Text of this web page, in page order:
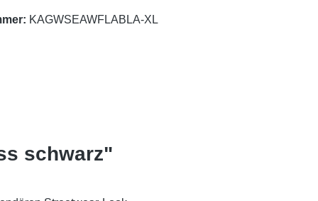
KAGWSEAWFLABLA-XL
schwarz"